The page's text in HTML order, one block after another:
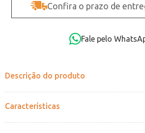
Confira o prazo de
Fale pelo
Descrição do produto
Características